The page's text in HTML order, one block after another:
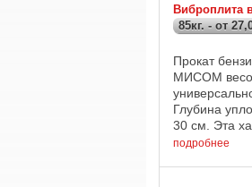
Виброплита
85кг. - от
Прокат
МИСОМ
Глубина
30 см. Эта
от так
подробнее